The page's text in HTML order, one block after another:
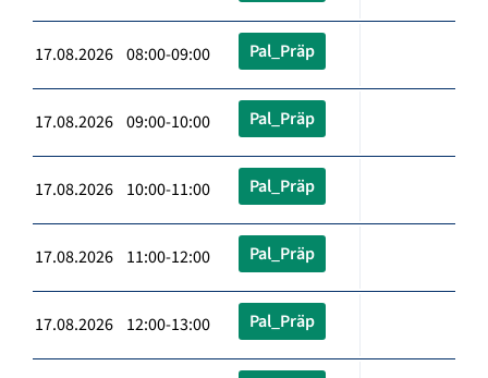
17.08.2026 08:00-09:00 Pal_Präp
17.08.2026 09:00-10:00 Pal_Präp
17.08.2026 10:00-11:00 Pal_Präp
17.08.2026 11:00-12:00 Pal_Präp
17.08.2026 12:00-13:00 Pal_Präp